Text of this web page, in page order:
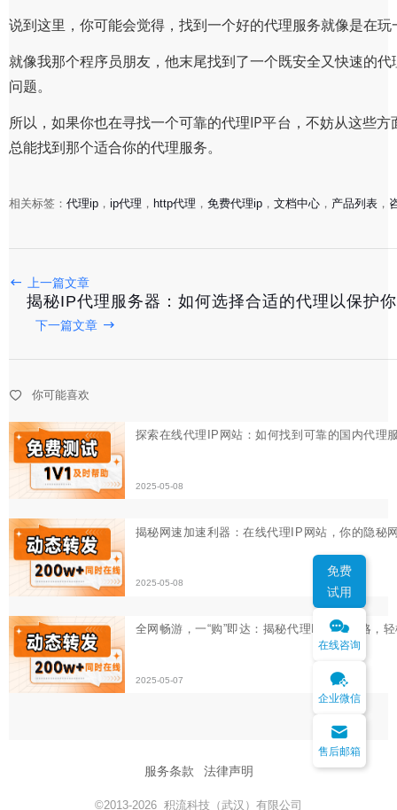
说到这里，你可能会觉得，找到一个好的代理服务就像是在
就像我那个程序员朋友，他末尾找到了一个既安全又快速的
问题。
所以，如果你也在寻找一个可靠的代理IP平台，不妨从这些
总能找到那个适合你的代理服务。
相关标签： 代理ip ， ip代理 ， http代理 ， 免费代理ip ， 文档中心 ， 产品列表 ，
上一篇文章
揭秘IP代理服务器：如何选择合适的代理以保护
下一篇文章
你可能喜欢
探索在线代理IP网站：如何找到可靠的国内代理服务？
2025-05-08
服务条款 法律声明
©2013-2026 积流科技（武汉）有限公司
免费
试用
在线咨询
企业微信
售后邮箱